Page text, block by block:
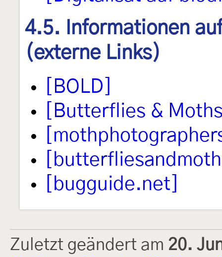
4.5. Informationen
(externe Links)
[BOLD]
[Butterflies &
[bugguide.net]
Zuletzt geändert am 20.